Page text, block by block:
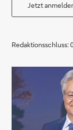
Jetzt
Redaktionsschluss: